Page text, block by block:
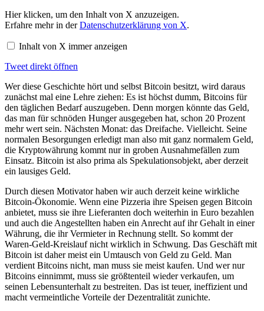
Inhalt
von
X
Hier klicken, um den Inhalt von X anzuzeigen.
Erfahre mehr in derDatenschutzerklärung von X.
Inhalt von X immer anzeigen
Tweet direkt öffnen
Wer diese Geschichte hört und selbst Bitcoin besitzt, wird daraus
zunächst mal eine Lehre ziehen: Es ist höchst dumm, Bitcoins für
den täglichen Bedarf auszugeben. Denn morgen könnte das Geld,
das man für schnöden Hunger ausgegeben hat, schon 20 Prozent
mehr wert sein. Nächsten Monat: das Dreifache. Vielleicht. Seine
normalen Besorgungen erledigt man also mit ganz normalem Geld,
die Kryptowährung kommt nur in groben Ausnahmefällen zum
Einsatz. Bitcoin ist also prima als Spekulationsobjekt, aber derzeit
ein lausiges Geld.
Durch diesen Motivator haben wir auch derzeit keine wirkliche
Bitcoin-Ökonomie. Wenn eine Pizzeria ihre Speisen gegen Bitcoin
anbietet, muss sie ihre Lieferanten doch weiterhin in Euro bezahlen
und auch die Angestellten haben ein Anrecht auf ihr Gehalt in einer
Währung, die ihr Vermieter in Rechnung stellt. So kommt der
Waren-Geld-Kreislauf nicht wirklich in Schwung. Das Geschäft mit
Bitcoin ist daher meist ein Umtausch von Geld zu Geld. Man
verdient Bitcoins nicht, man muss sie meist kaufen. Und wer nur
Bitcoins einnimmt, muss sie größtenteil wieder verkaufen, um
seinen Lebensunterhalt zu bestreiten. Das ist teuer, ineffizient und
macht vermeintliche Vorteile der Dezentralität zunichte.